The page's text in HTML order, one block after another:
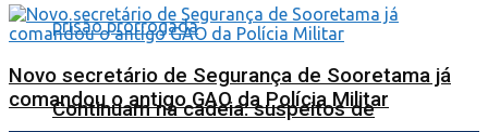
Continuam na cadeia: suspeitos de
Novo secretário de Segurança de Sooretama já
comandou o antigo GAO da Polícia Militar